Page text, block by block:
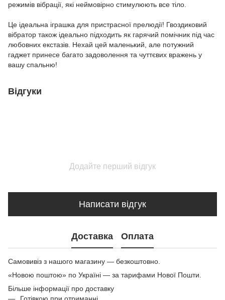
режимів вібрації, які неймовірно стимулюють все тіло.
Це ідеальна іграшка для пристрасної прелюдії! Гвоздиковий
вібратор також ідеально підходить як гарячий помічник під час
любовних екстазів. Нехай цей маленький, але потужний
гаджет принесе багато задоволення та чуттєвих вражень у
вашу спальню!
Відгуки
Додайте перший відгук
Написати відгук
Доставка Оплата
Самовивіз з нашого магазину — безкоштовно.
«Новою поштою» по Україні — за тарифами Нової Пошти.
Більше інформації про доставку